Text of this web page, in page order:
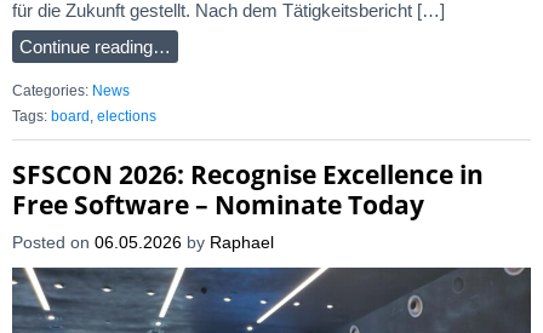
für die Zukunft gestellt. Nach dem Tätigkeitsbericht […]
Continue reading…
Categories: News
Tags: board , elections
SFSCON 2026: Recognise Excellence in
Free Software – Nominate Today
Posted on 06.05.2026 by Raphael